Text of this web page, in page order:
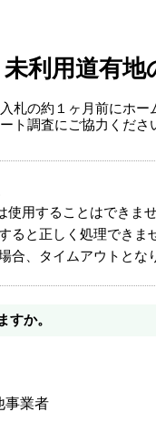
未利用道有地
札の約１ヶ月前にホ
ト調査にご協力くださ
使用することはできま
ると正しく処理できま
合、タイムアウトと
すか。
事業者